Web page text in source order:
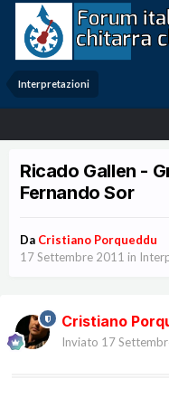
Interpretazioni
Ricado Gallen -
Fernando Sor
Da Cristiano Porqueddu
17 Settembre 2011 in
Cristiano
Inviato 17